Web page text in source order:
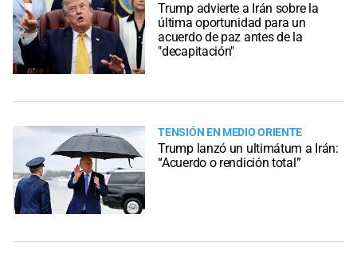
Trump advierte a Irán sobre la
última oportunidad para un
acuerdo de paz antes de la
"decapitación"
TENSIÓN EN MEDIO ORIENTE
Trump lanzó un ultimátum a Irán:
“Acuerdo o rendición total”